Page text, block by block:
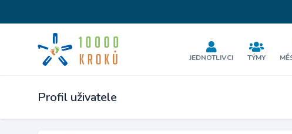
JEDNOTLIVCI TÝMY
Profil uživatele